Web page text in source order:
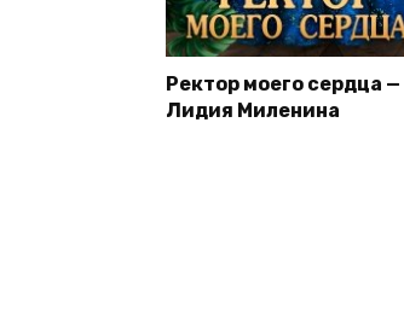
Ректор моего сердца —
Лидия Миленина